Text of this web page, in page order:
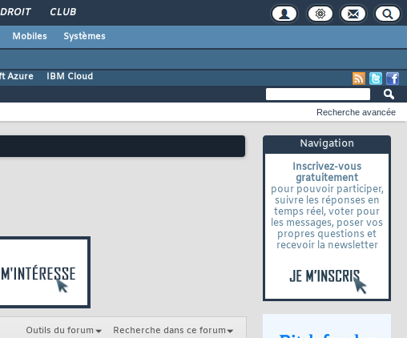
DROIT CLUB
Mobiles
Systèmes
Azure IBM Cloud
Recherche avancée
Navigation
Inscrivez-vous
gratuitement
pour pouvoir participer,
suivre les réponses en
temps réel, voter pour
les messages, poser vos
propres questions et
recevoir la newsletter
Outils du forum Recherche dans ce forum